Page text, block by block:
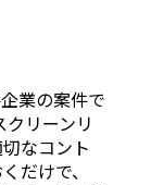
業の案件で
クリーンリ
なコント
だけで、